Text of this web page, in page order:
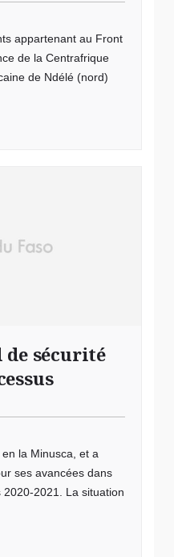
appartenant au Front
de la Centrafrique
de Ndélé (nord)
de sécurité
en la Minusca, et a
ses avancées dans
2020-2021. La situation